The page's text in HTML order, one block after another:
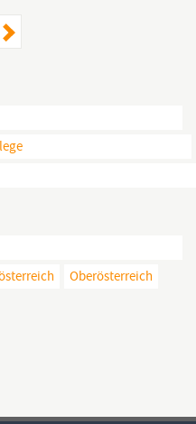
erledigen...
Oberösterreich